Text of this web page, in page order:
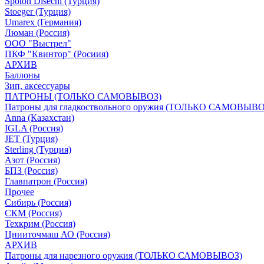
Stoeger (Турция)
Umarex (Германия)
Люман (Россия)
ООО "Выстрел"
ПКФ "Квинтор" (Росиия)
АРХИВ
Баллоны
Зип, аксессуары
ПАТРОНЫ (ТОЛЬКО САМОВЫВОЗ)
Патроны для гладкоствольного оружия (ТОЛЬКО
Anna (Казахстан)
IGLA (Россия)
JET (Турция)
Sterling (Турция)
Азот (Россия)
БПЗ (Россия)
Главпатрон (Россия)
Прочее
Сибирь (Россия)
СКМ (Россия)
Техкрим (Россия)
Цнииточмаш АО (Россия)
АРХИВ
Патроны для нарезного оружия (ТОЛЬКО САМОВЫВОЗ)